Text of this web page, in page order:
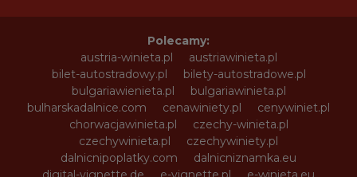
Polecamy:
austria-winieta.pl
austriawinieta.pl
bilet-autostradowy.pl
bilety-autostradowe.pl
bulgariawienieta.pl
bulgariawinieta.pl
bulharskadalnice.com
cenawiniety.pl
cenywiniet.pl
chorwacjawinieta.pl
czechy-winieta.pl
czechywinieta.pl
czechywiniety.pl
dalnicnipoplatky.com
dalnicniznamka.eu